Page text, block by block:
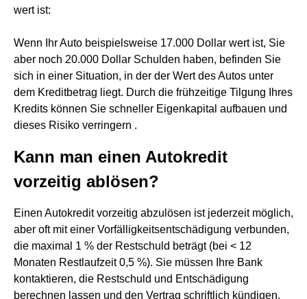
wert ist:
Wenn Ihr Auto beispielsweise 17.000 Dollar wert ist, Sie
aber noch 20.000 Dollar Schulden haben, befinden Sie
sich in einer Situation, in der der Wert des Autos unter
dem Kreditbetrag liegt. Durch die frühzeitige Tilgung Ihres
Kredits können Sie schneller Eigenkapital aufbauen und
dieses Risiko verringern .
Kann man einen Autokredit
vorzeitig ablösen?
Einen Autokredit vorzeitig abzulösen ist jederzeit möglich,
aber oft mit einer Vorfälligkeitsentschädigung verbunden,
die maximal 1 % der Restschuld beträgt (bei < 12
Monaten Restlaufzeit 0,5 %). Sie müssen Ihre Bank
kontaktieren, die Restschuld und Entschädigung
berechnen lassen und den Vertrag schriftlich kündigen.